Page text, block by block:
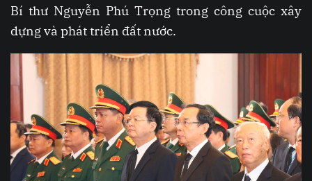
Bí thư Nguyễn Phú Trọng trong công cuộc xây
dựng và phát triển đất nước.